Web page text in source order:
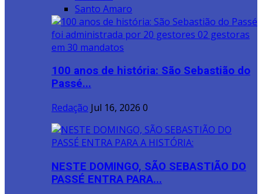
Santo Amaro
100 anos de história: São Sebastião do
Passé...
Redação Jul 16, 2026 0
NESTE DOMINGO, SÃO SEBASTIÃO DO
PASSÉ ENTRA PARA...